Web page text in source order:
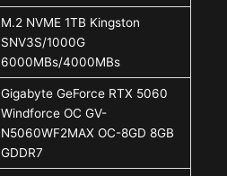
M.2 NVME 1TB Kingston
SNV3S/1000G
6000MBs/4000MBs
Gigabyte GeForce RTX 5060
Windforce OC GV-
N5060WF2MAX OC-8GD 8GB
GDDR7